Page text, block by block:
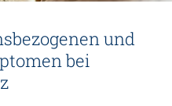
und
bei Menschen mit
und
bei